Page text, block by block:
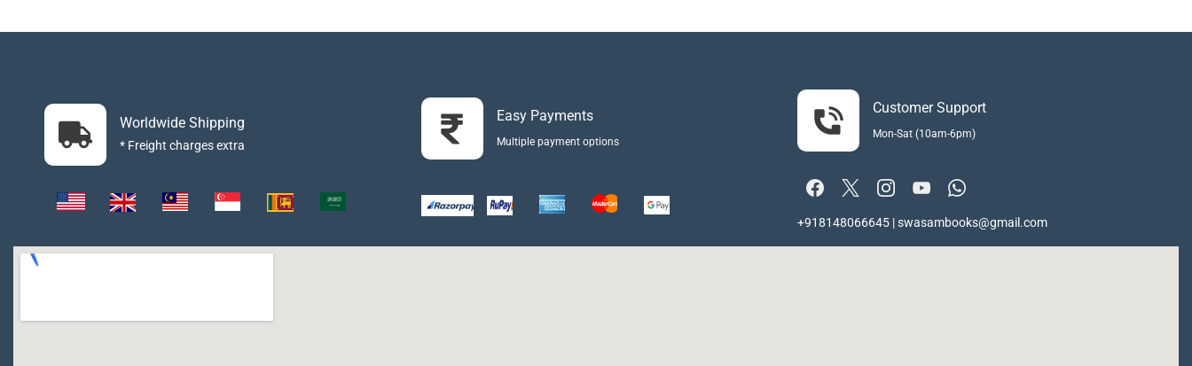
Worldwide Shipping
* Freight charges extra
Easy Payments
Multiple payment options
Customer Support
Mon-Sat (10am-6pm)
+918148066645 | swasambooks@gmail.com